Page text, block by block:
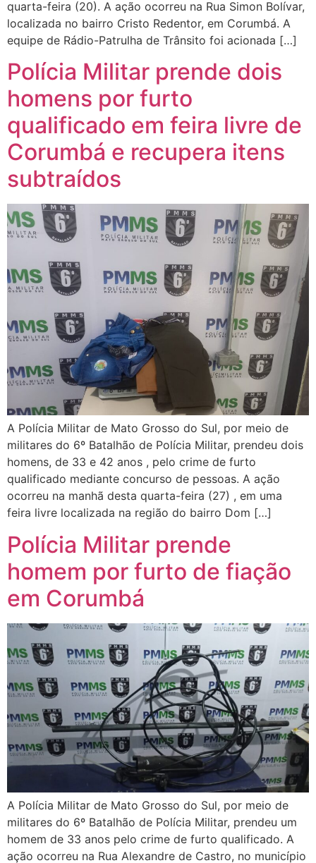
quarta-feira (20). A ação ocorreu na Rua Simon Bolívar,
localizada no bairro Cristo Redentor, em Corumbá. A
equipe de Rádio-Patrulha de Trânsito foi acionada […]
Polícia Militar prende dois
homens por furto
qualificado em feira livre de
Corumbá e recupera itens
subtraídos
A Polícia Militar de Mato Grosso do Sul, por meio de
militares do 6º Batalhão de Polícia Militar, prendeu dois
homens, de 33 e 42 anos , pelo crime de furto
qualificado mediante concurso de pessoas. A ação
ocorreu na manhã desta quarta-feira (27) , em uma
feira livre localizada na região do bairro Dom […]
Polícia Militar prende
homem por furto de fiação
em Corumbá
A Polícia Militar de Mato Grosso do Sul, por meio de
militares do 6º Batalhão de Polícia Militar, prendeu um
homem de 33 anos pelo crime de furto qualificado. A
ação ocorreu na Rua Alexandre de Castro, no município